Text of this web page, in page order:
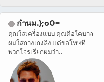
กำนม.};oO=
คุณใส่เครื่องแบบ คุณคือโคบาล
ผมใส่กางเกงลิง แต่ขอโทษที
พวกโจรเรียกผมว่า..